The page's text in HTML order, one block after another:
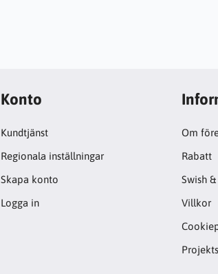
Konto
Kundtjänst
Regionala inställningar
Skapa konto
Logga in
Om
Rabatt
Swish
Villkor